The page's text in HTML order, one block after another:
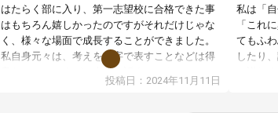
はたらく部に入り、第一志望校に合格できた事
はもちろん嬉しかったのですがそれだけじゃな
く、様々な場面で成長することができました。
私自身元々は、考えを文字で表すことなどは得
意だったのですが、人前で話すことやコミュニ
ケーションをとることが苦手でした。
投稿日：2024年11月11日
私は「
「これ
てもふ
したり
と詳し
も質問